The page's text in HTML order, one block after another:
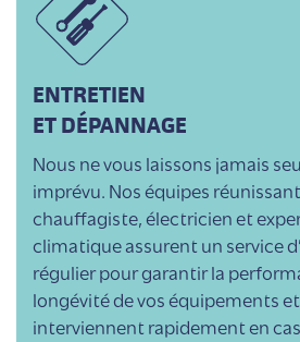
ENTRETIEN
ET DÉPANNAGE
Nous ne vous laissons jamais
imprévu. Nos équipes
chauffagiste, électricien et
climatique assurent un service
régulier pour garantir la
longévité de vos équipements et
interviennent rapidement en